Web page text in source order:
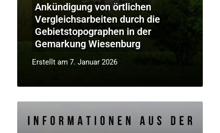
Ankündigung von örtlichen
Vergleichsarbeiten durch die
Gebietstopographen in der
Gemarkung Wiesenburg
Erstellt am 7. Januar 2026